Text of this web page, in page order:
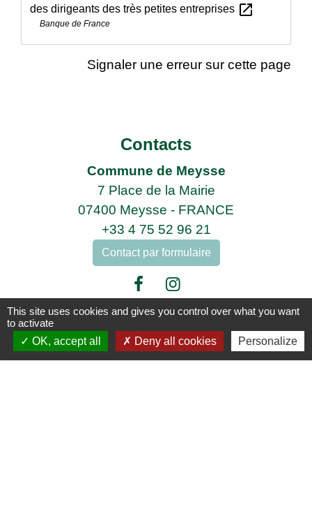
des dirigeants des très petites entreprises open_in_new
Banque de France
Signaler une erreur sur cette page
Contacts
Commune de Meysse
7 Place de la Mairie
07400 Meysse - FRANCE
+33 4 75 52 96 21
Contact par formulaire
Liens
This site uses cookies and gives you control over what you want
to activate
OK, accept all
Deny all cookies Personalize